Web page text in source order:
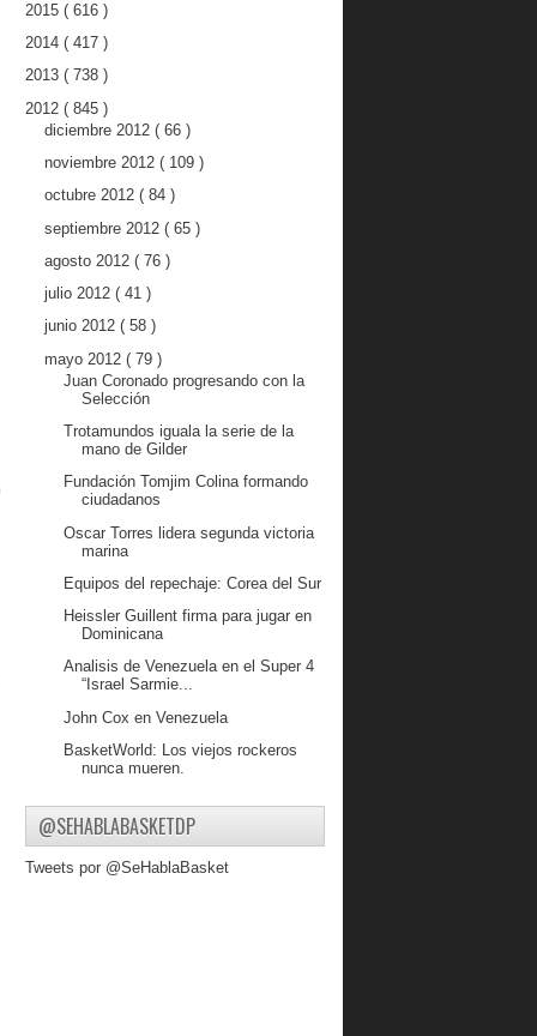
2015 ( 616 )
2014 ( 417 )
2013 ( 738 )
2012 ( 845 )
diciembre 2012 ( 66 )
noviembre 2012 ( 109 )
octubre 2012 ( 84 )
septiembre 2012 ( 65 )
agosto 2012 ( 76 )
julio 2012 ( 41 )
junio 2012 ( 58 )
mayo 2012 ( 79 )
Juan Coronado progresando con la
Selección
Trotamundos iguala la serie de la
mano de Gilder
Fundación Tomjim Colina formando
ciudadanos
Oscar Torres lidera segunda victoria
marina
Equipos del repechaje: Corea del Sur
Heissler Guillent firma para jugar en
Dominicana
Analisis de Venezuela en el Super 4
“Israel Sarmie...
John Cox en Venezuela
BasketWorld: Los viejos rockeros
nunca mueren.
lleva el Super 4
Columna aniversario de
SeHablaBasket.com Parte 2
@SEHABLABASKETDP
Tweets por @SeHablaBasket